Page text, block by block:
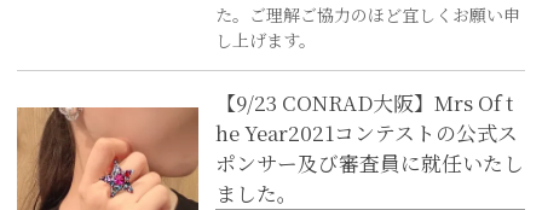
た。ご理解ご協力のほど宜しくお願い申
し上げます。
【9/23 CONRAD大阪】Mrs Of t
he Year2021コンテストの公式ス
ポンサー及び審査員に就任いたし
ました。